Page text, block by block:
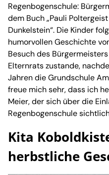
Regenbogenschule:
dem Buch „Pauli
Dunkelstein“. Die Kinder
humorvollen Geschichte
Besuch des
Elternrats zustande,
Jahren die Grundschule
freue mich sehr, dass ich
Meier, der sich über die
Regenbogenschule
Kita
herbstliche